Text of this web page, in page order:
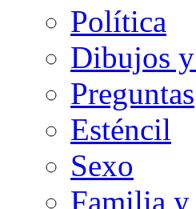
Política
Dibujos
Preguntas
Esténcil
Sexo
Familia y